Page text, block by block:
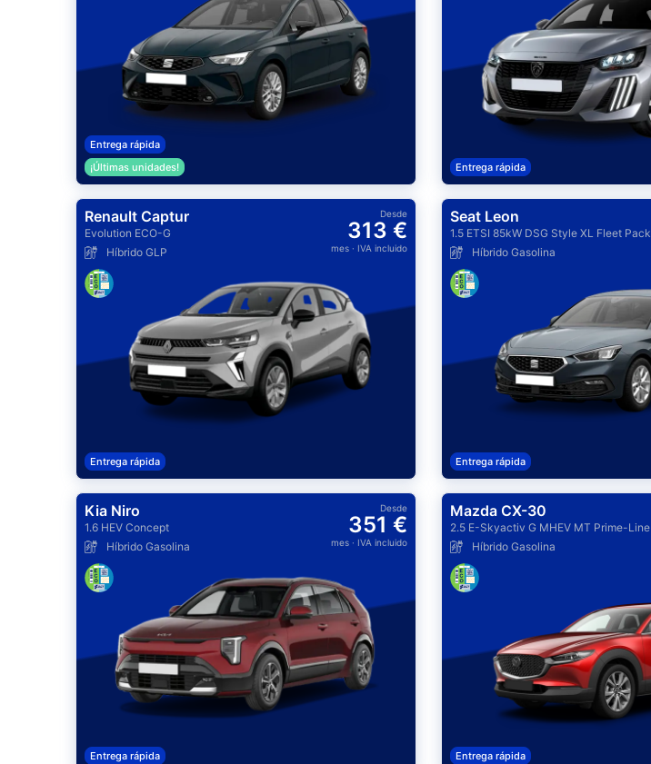
Entrega rápida
¡Últimas unidades!
Entrega rápida
Renault Captur
Evolution ECO-G
Híbrido GLP
Desde
313 €
mes· IVA incluido
Entrega rápida
Seat Leon
1.5 ETSI 85kW DSG Style XL Fleet Pack
Híbrido Gasolina
Entrega rápida
Kia Niro
1.6 HEV Concept
Híbrido Gasolina
Desde
351 €
mes· IVA incluido
Entrega rápida
Mazda CX-30
2.5 E-Skyactiv G MHEV MT Prime-Line
Híbrido Gasolina
Entrega rápida